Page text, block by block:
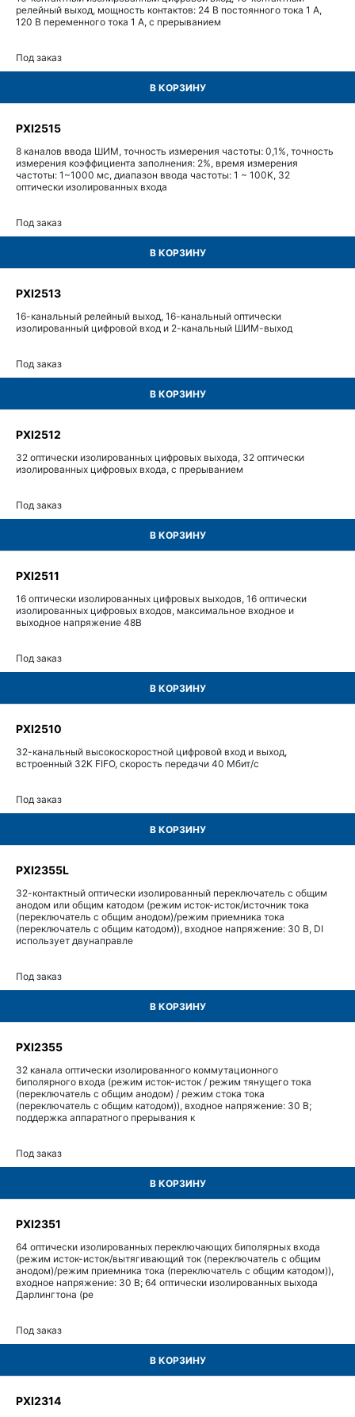
релейный выход, мощность контактов: 24 В постоянного тока 1 А,
120 В переменного тока 1 А, с прерыванием
Под заказ
В КОРЗИНУ
PXI2515
8 каналов ввода ШИМ, точность измерения частоты: 0,1%, точность
измерения коэффициента заполнения: 2%, время измерения
частоты: 1~1000 мс, диапазон ввода частоты: 1 ~ 100K, 32
оптически изолированных входа
Под заказ
В КОРЗИНУ
PXI2513
16-канальный релейный выход, 16-канальный оптически
изолированный цифровой вход и 2-канальный ШИМ-выход
Под заказ
В КОРЗИНУ
PXI2512
32 оптически изолированных цифровых выхода, 32 оптически
изолированных цифровых входа, с прерыванием
Под заказ
В КОРЗИНУ
PXI2511
16 оптически изолированных цифровых выходов, 16 оптически
изолированных цифровых входов, максимальное входное и
выходное напряжение 48В
Под заказ
В КОРЗИНУ
PXI2510
32-канальный высокоскоростной цифровой вход и выход,
встроенный 32K FIFO, скорость передачи 40 Мбит/с
Под заказ
В КОРЗИНУ
PXI2355L
32-контактный оптически изолированный переключатель с общим
анодом или общим катодом (режим исток-исток/источник тока
(переключатель с общим анодом)/режим приемника тока
(переключатель с общим катодом)), входное напряжение: 30 В, DI
использует двунаправле
Под заказ
В КОРЗИНУ
PXI2355
32 канала оптически изолированного коммутационного
биполярного входа (режим исток-исток / режим тянущего тока
(переключатель с общим анодом) / режим стока тока
(переключатель с общим катодом)), входное напряжение: 30 В;
поддержка аппаратного прерывания к
Под заказ
В КОРЗИНУ
PXI2351
64 оптически изолированных переключающих биполярных входа
(режим исток-исток/вытягивающий ток (переключатель с общим
анодом)/режим приемника тока (переключатель с общим катодом)),
входное напряжение: 30 В; 64 оптически изолированных выхода
Дарлингтона (ре
Под заказ
В КОРЗИНУ
PXI2314